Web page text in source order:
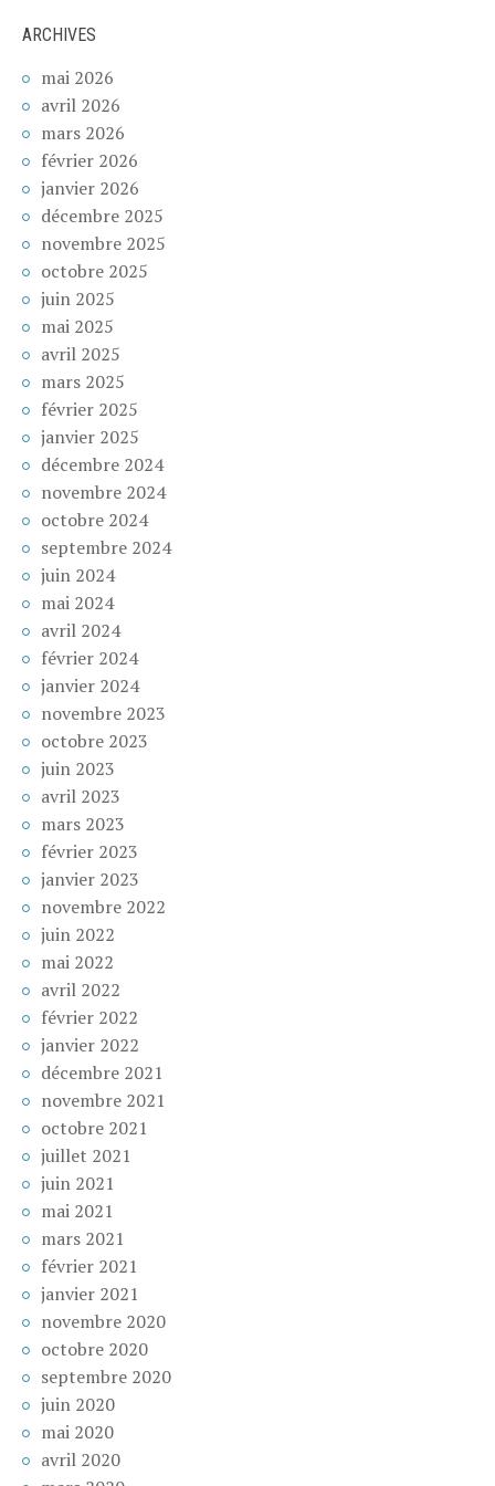
ARCHIVES
mai 2026
avril 2026
mars 2026
février 2026
janvier 2026
décembre 2025
novembre 2025
octobre 2025
juin 2025
mai 2025
avril 2025
mars 2025
février 2025
janvier 2025
décembre 2024
novembre 2024
octobre 2024
septembre 2024
juin 2024
mai 2024
avril 2024
février 2024
janvier 2024
novembre 2023
octobre 2023
juin 2023
avril 2023
mars 2023
février 2023
janvier 2023
novembre 2022
juin 2022
mai 2022
avril 2022
février 2022
janvier 2022
décembre 2021
novembre 2021
octobre 2021
juillet 2021
juin 2021
mai 2021
mars 2021
février 2021
janvier 2021
novembre 2020
octobre 2020
septembre 2020
juin 2020
mai 2020
avril 2020